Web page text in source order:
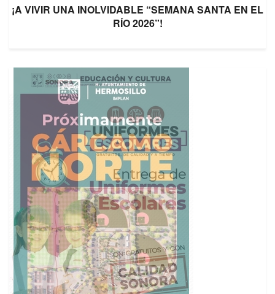
¡A VIVIR UNA INOLVIDABLE “SEMANA SANTA EN EL
RÍO 2026”!